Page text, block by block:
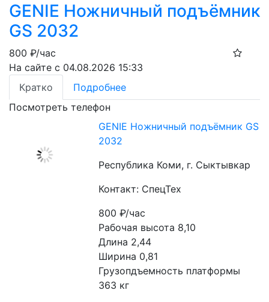
​GENIE Ножничный подъёмник
GS 2032​
800 ₽/час
На сайте с 04.08.2026 15:33
Кратко
Подробнее
Посмотреть телефон
​GENIE Ножничный подъёмник GS
2032​
Республика Коми, г. Сыктывкар
Контакт: СпецТех
800₽/час
Рабочая высота 8,10
Длина 2,44
Ширина 0,81
Грузопдъемность платформы
363 кг